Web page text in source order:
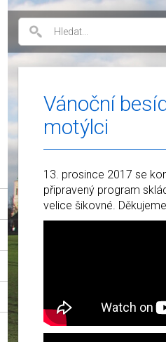
Vánoční
motýlci
13. prosince 2017 se
připravený program
velice šikovné.